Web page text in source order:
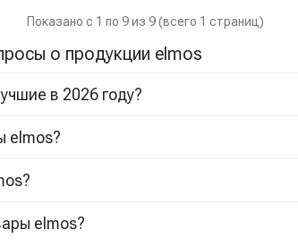
Показано с 1 по 9 из 9 (всего 1 страниц)
о продукции elmos
в 2026 году?
elmos?
elmos?